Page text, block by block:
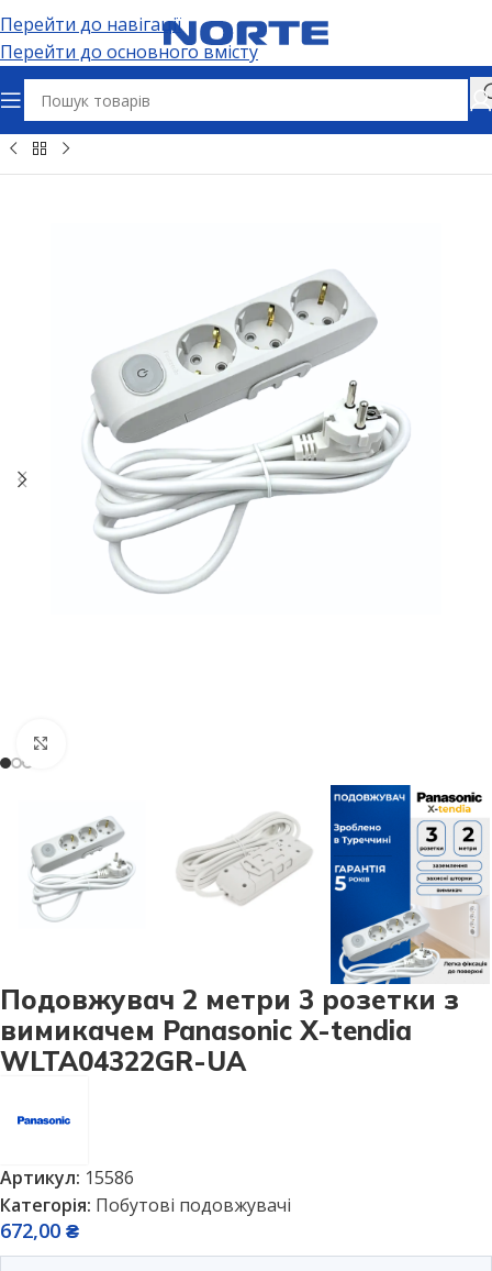
Перейти до навігації
Перейти до основного вмісту
та адаптери Подовжувачі Побутові подовжувачі
Подовжувач 2 метри 3 розетки з
вимикачем Panasonic X-tendia
WLTA04322GR-UA
Артикул: 15586
Категорія: Побутові подовжувачі
672,00 ₴